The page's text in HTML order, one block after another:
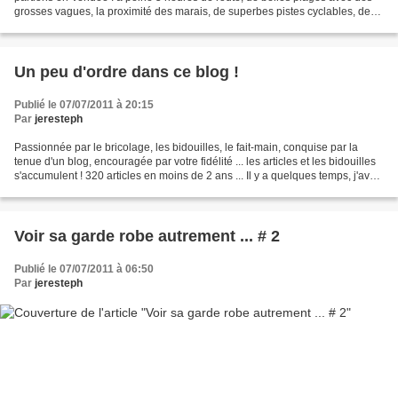
grosses vagues, la proximité des marais, de superbes pistes cyclables, de
Un peu d'ordre dans ce blog !
Publié le 07/07/2011 à 20:15
Par jeresteph
Passionnée par le bricolage, les bidouilles, le fait-main, conquise par la
tenue d'un blog, encouragée par votre fidélité ... les articles et les bidouilles
s'accumulent ! 320 articles en moins de 2 ans ... Il y a quelques temps, j'avais
Voir sa garde robe autrement ... # 2
Publié le 07/07/2011 à 06:50
Par jeresteph